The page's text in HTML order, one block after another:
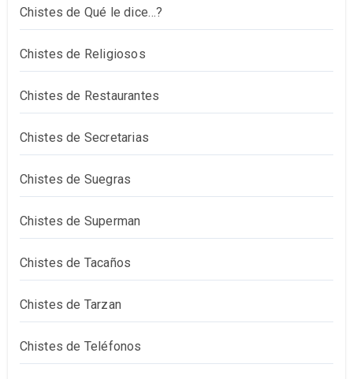
Chistes de Qué le dice…?
Chistes de Religiosos
Chistes de Restaurantes
Chistes de Secretarias
Chistes de Suegras
Chistes de Superman
Chistes de Tacaños
Chistes de Tarzan
Chistes de Teléfonos